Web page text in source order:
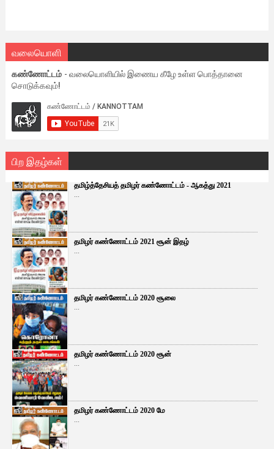
வலையொளி
கண்ணோட்டம் - வலையொளியில் இணைய கீழே உள்ள பொத்தானை
சொடுக்கவும்!
பிற இதழ்கள்
தமிழ்த்தேசியத் தமிழர் கண்ணோட்டம் - ஆகத்து 2021
...
தமிழர் கண்ணோட்டம் 2021 சூன் இதழ்
...
தமிழர் கண்ணோட்டம் 2020 சூலை
...
தமிழர் கண்ணோட்டம் 2020 சூன்
...
தமிழர் கண்ணோட்டம் 2020 மே
...